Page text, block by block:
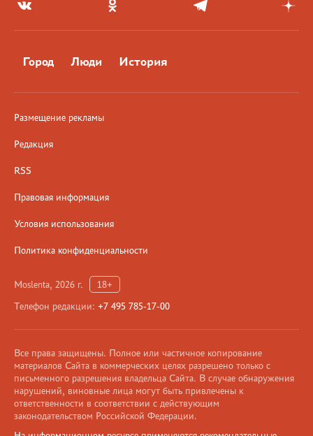
Город Люди История
Размещение рекламы
Редакция
RSS
Правовая информация
Условия использования
Политика конфиденциальности
Moslenta, 2026 г.
18+
Телефон редакции: +7 495 785-17-00
Все права защищены. Полное или частичное копирование
материалов Сайта в коммерческих целях разрешено только с
письменного разрешения владельца Сайта. В случае обнаружения
нарушений, виновные лица могут быть привлечены к
ответственности в соответствии с действующим
законодательством Российской Федерации.